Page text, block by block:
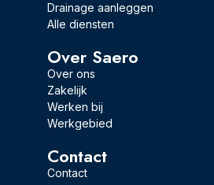
Drainage aanleggen
Alle diensten
Over Saero
Over ons
Zakelijk
Werken bij
Werkgebied
Contact
Contact